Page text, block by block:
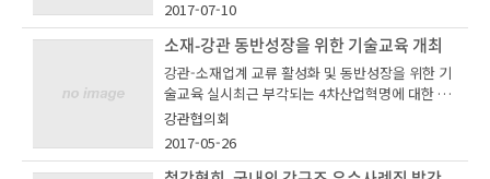
고를 위해 ‘고부가 강관 시장인 내식 합금강관(CR
A) 시장 진출을 위한 연구’와 ‘강관산업 스마트팩토
리 표준모델 구축 연구’도 금년도에 추진할 계획이
다.
및 신수요 창출에 기여했음을
객관적으로 증명할 수 있는 자 ① 내지진강관
관련 연구 및 논문 ② 내지진강관 관련 프로
젝트 적용 기여 ③ 내지진강관 관련 주요기술
개발 ○ 시상
규모 : 3명 - 상패 및 상금(200만원/인당) 수
여 ※ 심사위원회 회의를 통해 시상 규모
및 상금은 변경될 수 있음 ○ 제출 서류
는 6월 30일 포항에서 내지진 강관 실수요가인 구
조기술사와 건설사 관계자 40여명을 대상으로 내
지진 강관 실수요가 초청 간담회를 진행했다.이번
행사는 지난 해 경주 지진을 계기로 내지진 건축설
계의 중요성이 증가함에 따라 핵심 내진구조용 소
재인 내지진강관의 우수성과 경제성을 관련 수요자
에게 알리기 위한 목적으로 기획되었다.이번 초청
간담회 참가자들은 내지진강관 소재 및 조관 공정
2017-07-10
소재-강관 동반성장을 위한 기술교육 개최
강관-소재업계 교류 활성화 및 동반성장을 위한 기
술교육 실시최근 부각되는 4차산업혁명에 대한 정
보공유를 통해 미래먹거리 창출 방안 모색우리 협
회 강관협의회는 최신 기술교류를 통한 기술경쟁력
강화 및 신기술 시장동향에 대한 정보 공유를 위해
강관협의회
2017-05-26